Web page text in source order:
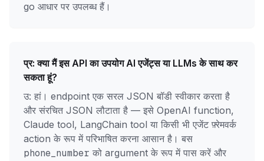
go आधार पर उपलब्ध हैं।
प्र: क्या मैं इस API का उपयोग AI एजेंट्स या LLMs के साथ कर
सकता हूं?
उ: हां। endpoint एक सरल JSON बॉडी स्वीकार करता है
और संरचित JSON लौटाता है — इसे OpenAI function,
Claude tool, LangChain tool या किसी भी एजेंट फ़्रेमवर्क
action के रूप में परिभाषित करना आसान है। बस
phone_number को argument के रूप में पास करें और